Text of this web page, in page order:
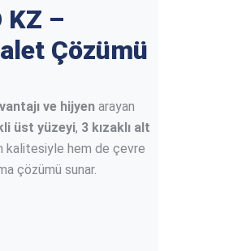
KZ –
Çözümü
ve hijyen arayan
üst yüzeyi, 3 kızaklı alt
kalitesiyle hem de çevre
çözümü sunar.